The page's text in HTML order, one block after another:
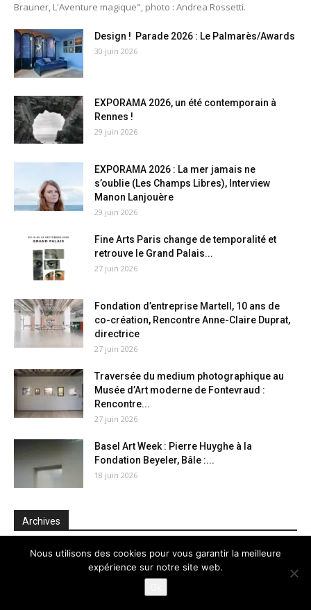
Brauner, L'Aventure magique", photo : Andrea Rossetti.
Design ! Parade 2026 : Le Palmarès/Awards
30 juin 2026
EXPORAMA 2026, un été contemporain à
Rennes !
29 juin 2026
EXPORAMA 2026 : La mer jamais ne
s’oublie (Les Champs Libres), Interview
Manon Lanjouère
29 juin 2026
Fine Arts Paris change de temporalité et
retrouve le Grand Palais...
27 juin 2026
Fondation d’entreprise Martell, 10 ans de
co-création, Rencontre Anne-Claire Duprat,
directrice
27 juin 2026
Traversée du medium photographique au
Musée d’Art moderne de Fontevraud :
Rencontre...
27 juin 2026
Basel Art Week : Pierre Huyghe à la
Fondation Beyeler, Bâle :...
18 juin 2026
Archives
ArchivesNous utilisons des cookies pour vous garantir la meilleure
expérience sur notre site web.